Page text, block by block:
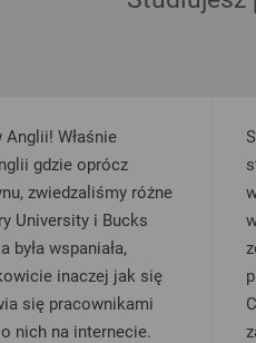
Serdecznie polecam każdemu
studiach w Anglii. Dla tych
wahających się w podjęciu
wasze wątpliwości zostaną
zespół ciężko pracuje aby
pierwszy krok w drodzę ku
Chciałabym bardzo
za oddanie sprawie.